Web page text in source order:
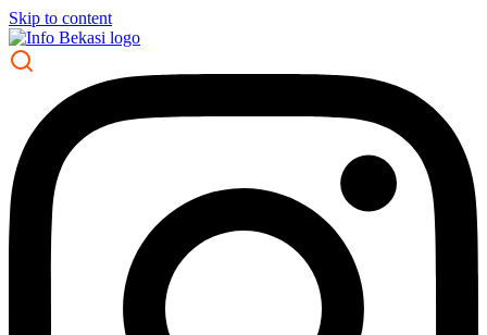
Skip to content